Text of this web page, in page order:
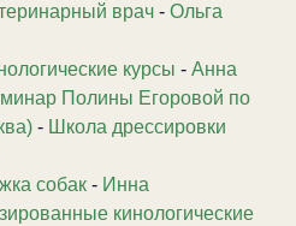
врач - Ольга
курсы - Анна
Полины Егоровой по
- Школа дрессировки
собак - Инна
кинологические